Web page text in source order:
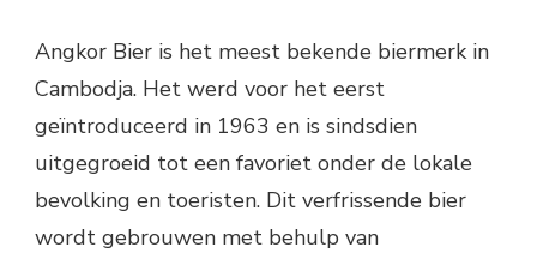
Angkor Bier is het meest bekende biermerk in
Cambodja. Het werd voor het eerst
geïntroduceerd in 1963 en is sindsdien
uitgegroeid tot een favoriet onder de lokale
bevolking en toeristen. Dit verfrissende bier
wordt gebrouwen met behulp van